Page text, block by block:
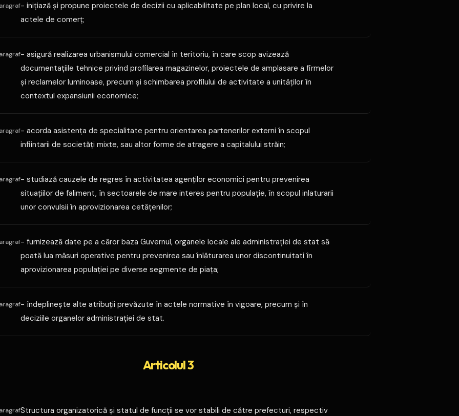
- iniţiază şi propune proiectele de decizii cu aplicabilitate pe plan local, cu privire la
actele de comerţ;
- asigură realizarea urbanismului comercial în teritoriu, în care scop avizează
documentaţiile tehnice privind profilarea magazinelor, proiectele de amplasare a firmelor
şi reclamelor luminoase, precum şi schimbarea profilului de activitate a unităţilor în
contextul expansiunii economice;
- acorda asistenţa de specialitate pentru orientarea partenerilor externi în scopul
infiintarii de societăţi mixte, sau altor forme de atragere a capitalului străin;
- studiază cauzele de regres în activitatea agenţilor economici pentru prevenirea
situaţiilor de faliment, în sectoarele de mare interes pentru populaţie, în scopul inlaturarii
unor convulsii în aprovizionarea cetăţenilor;
- furnizează date pe a căror baza Guvernul, organele locale ale administraţiei de stat să
poată lua măsuri operative pentru prevenirea sau înlăturarea unor discontinuitati în
aprovizionarea populaţiei pe diverse segmente de piaţa;
- îndeplineşte alte atribuţii prevăzute în actele normative în vigoare, precum şi în
deciziile organelor administraţiei de stat.
Articolul 3
Structura organizatorică şi statul de funcţii se vor stabili de către prefecturi, respectiv